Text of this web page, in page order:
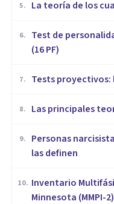
5. ​La teoría de los
6.
Test de
(16 PF)
7. Tests
8. Las principales
9.
Personas
las definen
10. Inventario
Minnesota (MMPI-